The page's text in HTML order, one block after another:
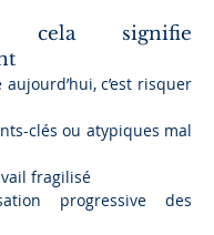
signifie
c’est risquer
clés ou atypiques mal
fragilisé
progressive des